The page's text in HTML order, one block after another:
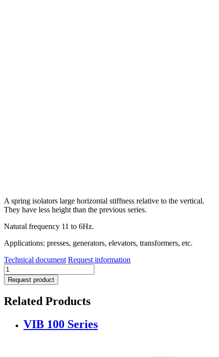
A spring isolators large horizontal stiffness relative to the vertical.
They have less height than the previous series.
Natural frequency 11 to 6Hz.
Applications: presses, generators, elevators, transformers, etc.
Technical document Request information
MEGA
200
Series
Request product
Related Products
VIB 100 Series